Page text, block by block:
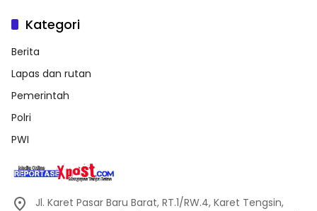
Kategori
Berita
Lapas dan rutan
Pemerintah
Polri
PWI
Jl. Karet Pasar Baru Barat, RT.1/RW.4, Karet Tengsin,